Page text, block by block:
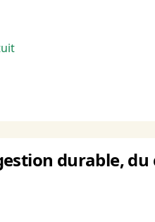
durable,